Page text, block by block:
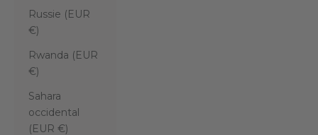
Russie (EUR
€)
Rwanda (EUR
€)
Sahara
occidental
(EUR €)